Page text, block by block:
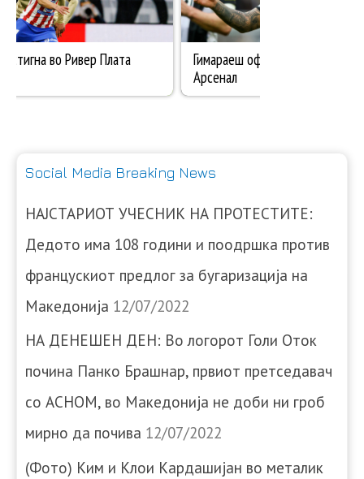
Social Media Breaking News
НАЈСТАРИОТ УЧЕСНИК НА ПРОТЕСТИТЕ:
Дедото има 108 години и поодршка против
францускиот предлог за бугаризација на
Македонија 12/07/2022
НА ДЕНЕШЕН ДЕН: Во логорот Голи Оток
почина Панко Брашнар, првиот претседавач
со АСНОМ, во Македонија не доби ни гроб
мирно да почива 12/07/2022
(Фото) Ким и Клои Кардашијан во металик